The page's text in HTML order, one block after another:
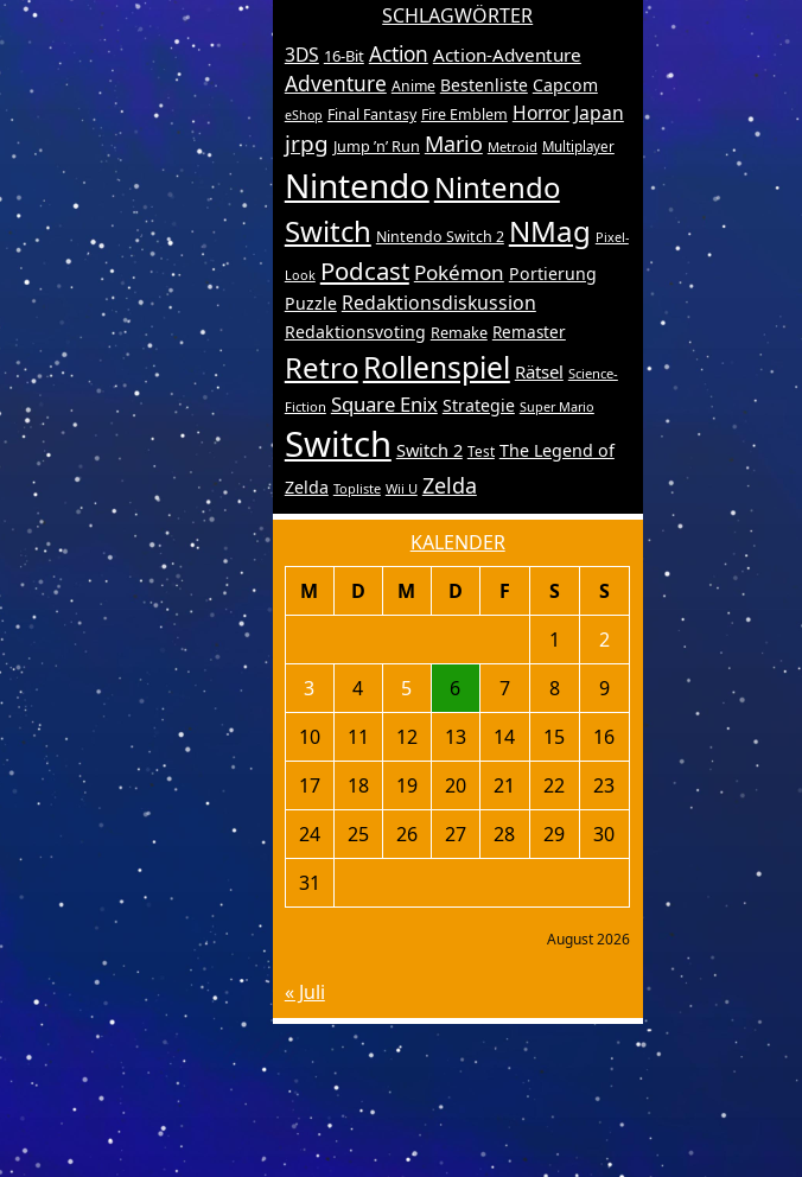
SCHLAGWÖRTER
3DS 16-Bit Action Action-Adventure
Adventure Anime Bestenliste Capcom
eShop Final Fantasy Fire Emblem Horror Japan
jrpg Jump ’n’ Run Mario Metroid Multiplayer
Nintendo Nintendo
Switch Nintendo Switch 2 NMag Pixel-
Look Podcast Pokémon Portierung
Puzzle Redaktionsdiskussion
Redaktionsvoting Remake Remaster
RetroRollenspiel Rätsel Science-
Fiction Square Enix Strategie Super Mario
Switch Switch 2 Test The Legend of
Zelda Topliste Wii U Zelda
KALENDER
August 2026
M D M D F S
S
1
2
3
4 5 6 7 8
9
10
11 12 13 14 15
16
17
18 19 20 21 22
23
24
25 26 27 28 29
30
31
« Juli